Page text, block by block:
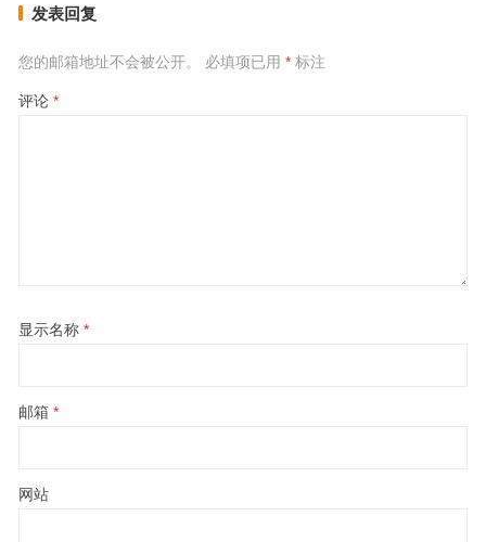
发表回复
您的邮箱地址不会被公开。 必填项已用 *标注
评论 *
显示名称 *
邮箱 *
网站